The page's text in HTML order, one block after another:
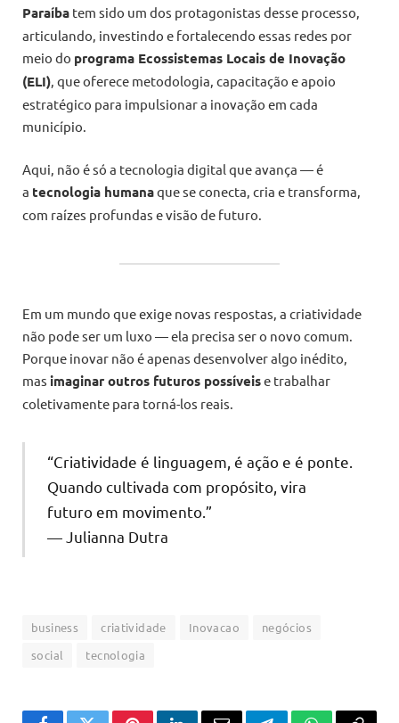
Paraíba tem sido um dos protagonistas desse processo,
articulando, investindo e fortalecendo essas redes por
meio do programa Ecossistemas Locais de Inovação
(ELI) , que oferece metodologia, capacitação e apoio
estratégico para impulsionar a inovação em cada
município.
Aqui, não é só a tecnologia digital que avança — é
a tecnologia humanaque se conecta, cria e transforma,
com raízes profundas e visão de futuro.
Em um mundo que exige novas respostas, a criatividade
não pode ser um luxo — ela precisa ser o novo comum.
Porque inovar não é apenas desenvolver algo inédito,
mas imaginar outros futuros possíveise trabalhar
coletivamente para torná-los reais.
“Criatividade é linguagem, é ação e é ponte.
Quando cultivada com propósito, vira
futuro em movimento.”
— Julianna Dutra
business criatividade Inovacao
negócios
social
tecnologia